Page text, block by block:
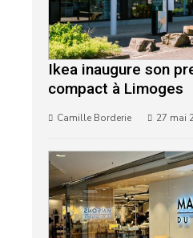
Ikea inaugure son
compact à Limoges
Camille Borderie 27 mai